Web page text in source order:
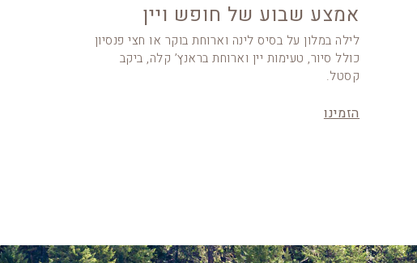
אמצע שבוע של חופש ויין
לילה במלון על בסיס לינה וארוחת בוקר או חצי פנסיון
כולל סיור, טעימות יין וארוחת בראנץ’ קלה, ביקב
קסטל.
הזמינו